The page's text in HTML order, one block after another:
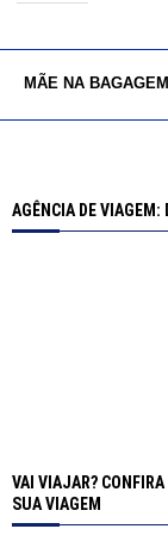
MÃE NA BAGAGEM
AGÊNCIA DE VIAGEM:
VAI VIAJAR? CONFIRA
SUA VIAGEM